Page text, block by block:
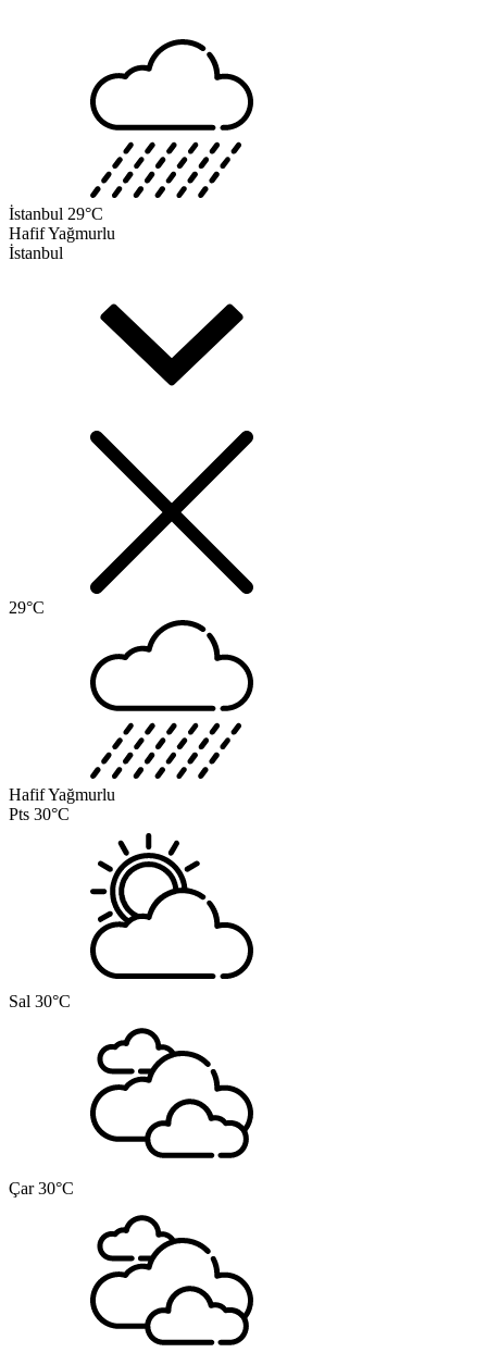
İstanbul 29°C
Hafif Yağmurlu
İstanbul
29°C
Hafif Yağmurlu
Pts 30°C
Sal 30°C
Çar 30°C